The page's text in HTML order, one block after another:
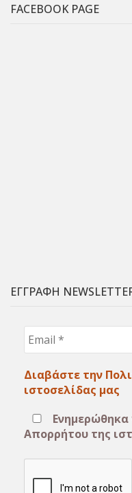
FACEBOOK PAGE
ΕΓΓΡΑΦΗ
Διαβάστε την
ιστοσελίδας μας
Ενημερώθηκα
Απορρήτου της